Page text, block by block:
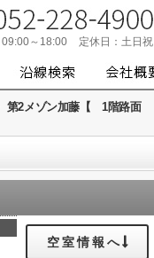
09:00～18:00 定休日： 土日祝
第2メゾン加藤【 1階路面
空室情報へ